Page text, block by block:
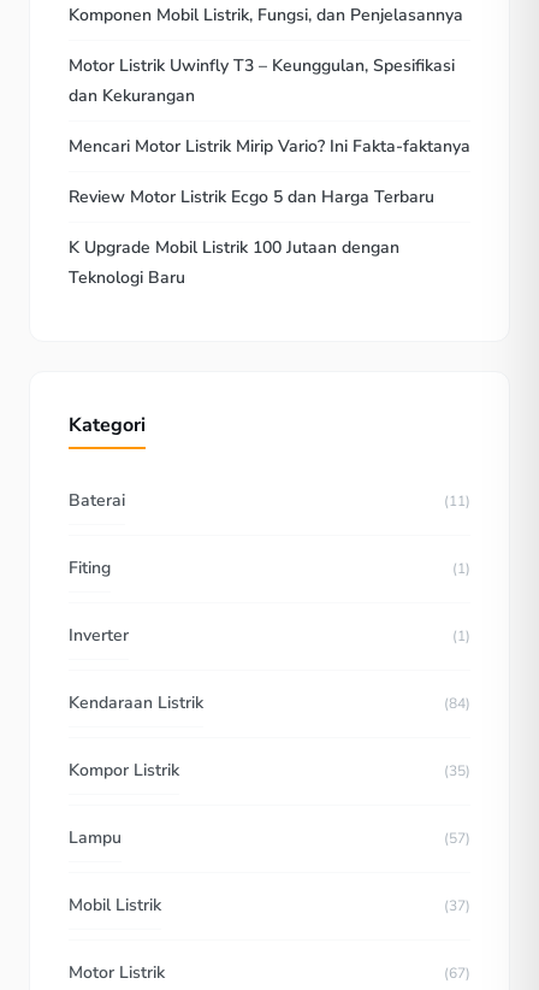
Komponen Mobil Listrik, Fungsi, dan Penjelasannya
Motor Listrik Uwinfly T3 – Keunggulan, Spesifikasi
dan Kekurangan
Mencari Motor Listrik Mirip Vario? Ini Fakta-faktanya
Review Motor Listrik Ecgo 5 dan Harga Terbaru
K Upgrade Mobil Listrik 100 Jutaan dengan
Teknologi Baru
Kategori
Baterai (11)
Fiting (1)
Inverter (1)
Kendaraan Listrik (84)
Kompor Listrik (35)
Lampu (57)
Mobil Listrik (37)
Motor Listrik (67)